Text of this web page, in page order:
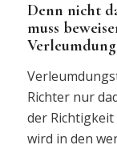
Denn nicht
muss
Richter nur
der
wird in den